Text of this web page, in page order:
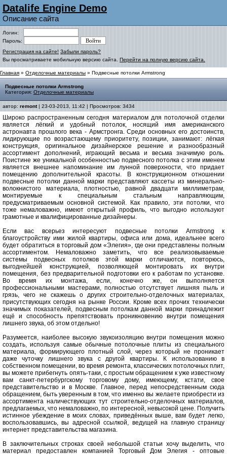
Datalife Engine Demo
Описание сайта
Логин:
Пароль:
Регистрация на сайте! Забыли пароль?
Вы просматриваете мобильную версию сайта. Перейти на полную версию сайта.
Главная » Отделочные материалы » Подвесные потолки Armstrong
Подвесные потолки Armstrong
Категория: Отделочные материалы
автор: remont| 23-03-2013, 11:42 | Просмотров: 3434
Широко распространенным сегодня материалом для потолочной отделки
является лёгкий и удобный потолок, носящий имя американского
астронавта прошлого века - Армстронга. Среди основных его достоинств,
лидирующие по возрастающему приоритету, позиции, занимают: лёгкая
конструкция, оригинальное дизайнерское решение и разнообразный
ассортимент дополнений, играющий весьма и весьма значимую роль.
Поистине же уникальной особенностью подвесного потолка с этим именем
является внешнее напоминание им лунной поверхности, что придает
помещению дополнительной красоты. В конструкционном отношении
подвесные потолки данной марки представляют кассеты из минерально-
волокнистого материала, плотностью, равной двадцати миллиметрам,
монтируемые к специальным стальным направляющим,
предусматриваемым основной системой. Как правило, эти потолки, что
тоже немаловажно, имеют открытый профиль, что выгодно используют
грамотные и квалифицированные дизайнеры.
Если вас всерьез интересуют подвесные потолки Armstrong к
благоустройству ими жилой квартиры, офиса или дома, идеальнее всего
будет обратиться в торговый дом «Элегия», где они представлены полным
ассортиментом. Немаловажно заметить, что все реализовываемые
системы подвесных потолков этой марки отличаются, повторюсь,
выгоднейшей конструкцией, позволяющей монтировать их внутри
помещения, без предварительной подготовки его к работам по установке.
Во время их монтажа, если, конечно же, он выполняется
профессиональными мастерами, полностью отсутствует лишняя пыль и
грязь, чего не скажешь о других строительно-отделочных материалах,
присутствующих сегодня на рынке России. Кроме всех прочих технически
значимых показателей, подвесным потолкам данной марки принадлежит
ещё и способность препятствовать проникновению внутри помещения
лишнего звука, об этом отдельно!
Разумеется, наиболее высокую звукоизоляцию внутри помещения можно
создать, используя самые обычные потолочные плиты из специального
материала, формирующего плотный слой, через который не проникает
даже чуточку лишнего звука с другой квартиры. К использованию в
собственном помещении, во время ремонта, классических потолочных плит,
вы можете прибегнуть опять-таки, с простым обращением к уже известному
вам санкт-петербургскому торговому дому, имеющему, кстати, свое
представительство и в Москве. Главное, перед непосредственным сюда
обращением, быть уверенным в том, что именно вы желаете приобрести из
ассортимента наличествующих тут строительно-отделочных материалов,
предлагаемых, что немаловажно, по интересной, невысокой цене. Получить
истинное убеждение в моих словах, приведённых выше, вам будет легко,
воспользовавшись, вы адресной ссылкой, ведущей на главную страницу
интернет представительства магазина.
В заключительных строках своей небольшой статьи хочу выделить, что
материал предоставлен компанией Торговый Дом Элегия - оптовые